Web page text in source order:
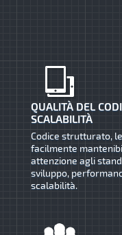
QUALITÀ DEL
SCALABILITÀ
Codice strutturato,
facilmente
attenzione agli
sviluppo,
scalabilità.